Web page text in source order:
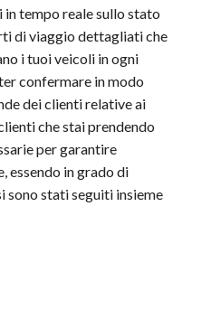
tempo reale sullo stato
di viaggio dettagliati che
i tuoi veicoli in ogni
confermare in modo
dei clienti relative ai
che stai prendendo
per garantire
essendo in grado di
sono stati seguiti insieme